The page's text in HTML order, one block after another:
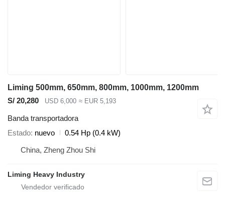
Liming 500mm, 650mm, 800mm, 1000mm, 1200mm
S/ 20,280
USD 6,000 ≈ EUR 5,193
Banda transportadora
Estado nuevo
0.54 Hp (0.4 kW)
China, Zheng Zhou Shi
Liming Heavy Industry